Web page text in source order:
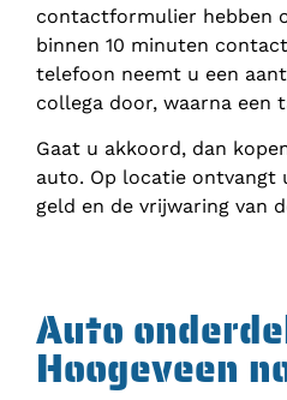
contactformulier hebben
binnen 10 minuten
telefoon neemt u een
collega door, waarna een
Gaat u akkoord, dan
auto. Op locatie ontvangt
geld en de vrijwaring van
Auto
Hoogeveen